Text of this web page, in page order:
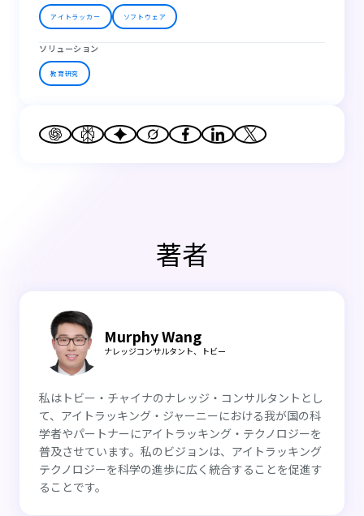
アイトラッカー ソフトウェア
ソリューション
教育研究
著者
Murphy Wang
ナレッジコンサルタント、トビー
私はトビー・チャイナのナレッジ・コンサルタントとし
て、アイトラッキング・ジャーニーにおける我が国の科
学者やパートナーにアイトラッキング・テクノロジーを
普及させています。私のビジョンは、アイトラッキング
テクノロジーを科学の進歩に広く統合することを促進す
ることです。